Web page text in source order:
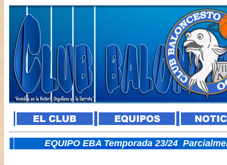
EQUIPO EBA Temporada 23/24